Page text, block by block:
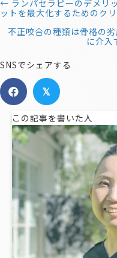
← ランパセラピーのデメリ
ットを最大化するためのク
不正咬合の種類は骨格の
に介
SNSでシェアする
𝕏
この記事を書いた人